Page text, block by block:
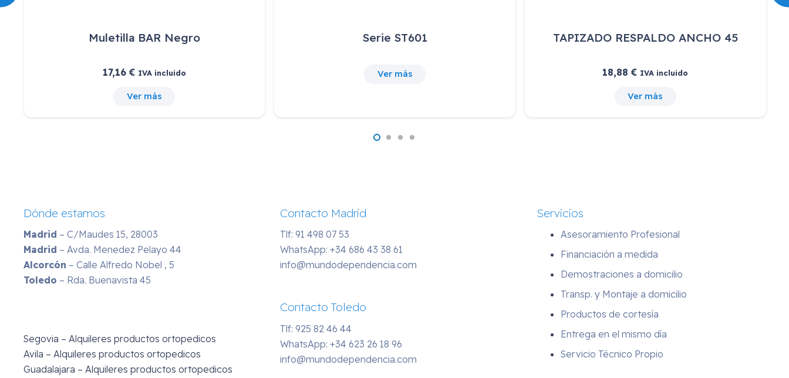
Muletilla BAR Negro
17,16€ IVA incluido
Ver más
Serie ST601
Ver más
TAPIZADO RESPALDO ANCHO 45
18,88€ IVA incluido
Ver más
Dónde estamos
Madrid – C/Maudes 15, 28003
Madrid – Avda. Menedez Pelayo 44
Alcorcón – Calle Alfredo Nobel , 5
Toledo – Rda. Buenavista 45
Segovia – Alquileres productos ortopedicos
Avila – Alquileres productos ortopedicos
Guadalajara – Alquileres productos ortopedicos
Contacto Madrid
Tlf: 91 498 07 53
WhatsApp:+34 686 43 38 61
info@mundodependencia.com
Contacto Toledo
Tlf: 925 82 46 44
WhatsApp:+34 623 26 18 96
info@mundodependencia.com
Servicios
Asesoramiento Profesional
Financiación a medida
Demostraciones a domicilio
Transp. y Montaje a domicilio
Productos de cortesía
Entrega en el mismo día
Servicio Técnico Propio